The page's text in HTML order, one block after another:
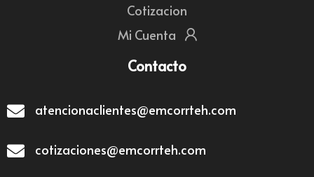
Cotizacion
Mi Cuenta
Contacto
atencionaclientes@emcorrteh.com
cotizaciones@emcorrteh.com